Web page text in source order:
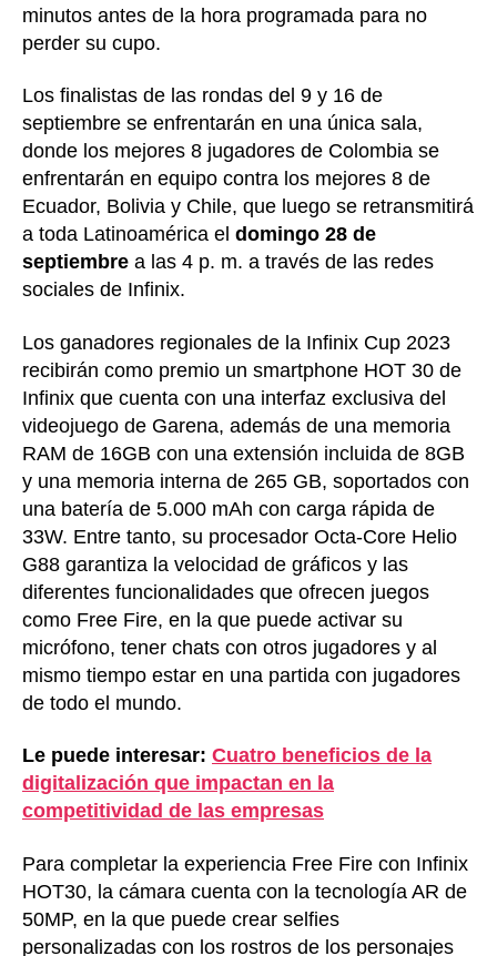
minutos antes de la hora programada para no
perder su cupo.
Los finalistas de las rondas del 9 y 16 de
septiembre se enfrentarán en una única sala,
donde los mejores 8 jugadores de Colombia se
enfrentarán en equipo contra los mejores 8 de
Ecuador, Bolivia y Chile, que luego se retransmitirá
a toda Latinoamérica el domingo 28 de
septiembre a las 4 p. m. a través de las redes
sociales de Infinix.
Los ganadores regionales de la Infinix Cup 2023
recibirán como premio un smartphone HOT 30 de
Infinix que cuenta con una interfaz exclusiva del
videojuego de Garena, además de una memoria
RAM de 16GB con una extensión incluida de 8GB
y una memoria interna de 265 GB, soportados con
una batería de 5.000 mAh con carga rápida de
33W. Entre tanto, su procesador Octa-Core Helio
G88 garantiza la velocidad de gráficos y las
diferentes funcionalidades que ofrecen juegos
como Free Fire, en la que puede activar su
micrófono, tener chats con otros jugadores y al
mismo tiempo estar en una partida con jugadores
de todo el mundo.
Le puede interesar: Cuatro beneficios de la
digitalización que impactan en la
competitividad de las empresas
Para completar la experiencia Free Fire con Infinix
HOT30, la cámara cuenta con la tecnología AR de
50MP, en la que puede crear selfies
personalizadas con los rostros de los personajes